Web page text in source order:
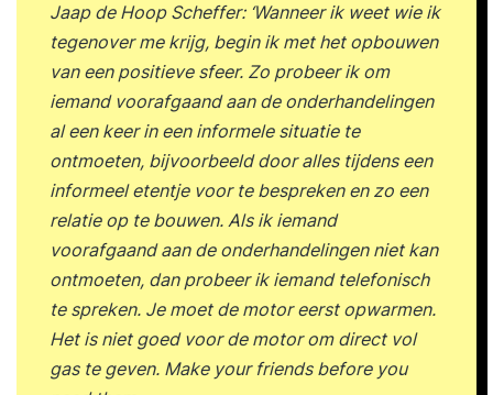
te passen. Je leert waar en wanneer het jou
uitkomt via de YEARTH app, je tablet of
computer. Zo haal je het maximale resultaat uit je
training en pas je het geleerde duurzaam toe in je
wordt verzorgd door een ervaren trainer met
ruime praktijkervaring. Onze trainers combineren
kennis, analytisch vermogen en een scherp
observatievermogen met een persoonlijke en
positieve aanpak. Ze confronteren op een
respectvolle manier, dagen je uit en helpen je om
het maximale uit jezelf te halen.
Jaap de Hoop Scheffer: ‘Wanneer ik weet wie ik
tegenover me krijg, begin ik met het opbouwen
van een positieve sfeer. Zo probeer ik om
iemand voorafgaand aan de onderhandelingen
al een keer in een informele situatie te
ontmoeten, bijvoorbeeld door alles tijdens een
informeel etentje voor te bespreken en zo een
relatie op te bouwen. Als ik iemand
voorafgaand aan de onderhandelingen niet kan
ontmoeten, dan probeer ik iemand telefonisch
te spreken. Je moet de motor eerst opwarmen.
Het is niet goed voor de motor om direct vol
gas te geven. Make your friends before you